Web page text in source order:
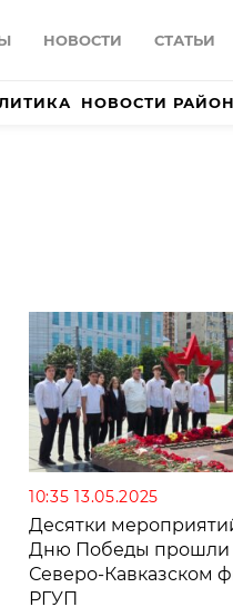
НОВОСТИ СТАТЬИ
НОВОСТИ
10:35 13.05.2025
Десятки
Дню Победы прошли
Северо-Кавказском
РГУП